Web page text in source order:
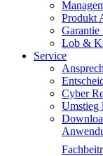
Produkt
Garantie
Lob &
Service
Cyber
Umstieg